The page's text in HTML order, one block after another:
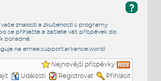
?
znalosti a zkušenosti s programy
se přihlašte a zašlete váš příspěvek do
poradně.
na emea.support.arkance.world
Nejnovější příspěvky
Události Registrovat Přihlásit